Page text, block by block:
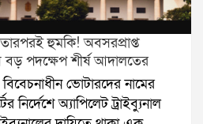
হুমকি! অবসরপ্রাপ্ত
বড় পদক্ষেপ শীর্ষ আদালতের
ভোটারদের নামের
নির্দেশে অ্যাপিলেট ট্রাইব্যুনাল